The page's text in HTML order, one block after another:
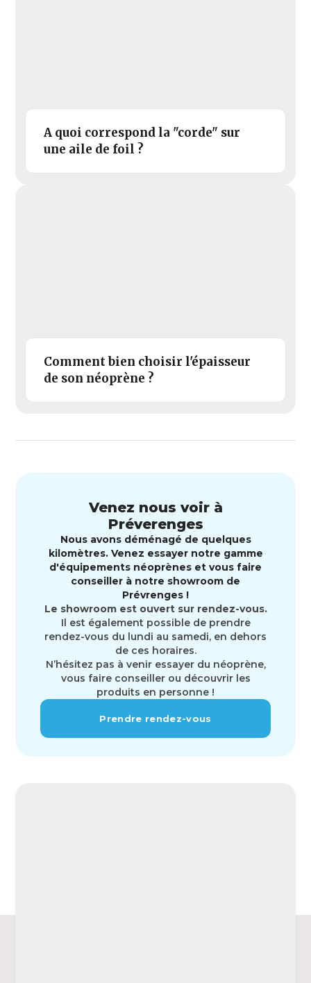
A quoi correspond la "corde" sur
une aile de foil ?
Comment bien choisir l'épaisseur
de son néoprène ?
Venez nous voir à
Préverenges
Nous avons déménagé de quelques
kilomètres. Venez essayer notre gamme
d'équipements néoprènes et vous faire
conseiller à notre showroom de
Prévrenges !
Le showroom est ouvert sur rendez-vous.
Il est également possible de prendre
rendez-vous du lundi au samedi, en dehors
de ces horaires.
N’hésitez pas à venir essayer du néoprène,
vous faire conseiller ou découvrir les
produits en personne !
Prendre rendez-vous